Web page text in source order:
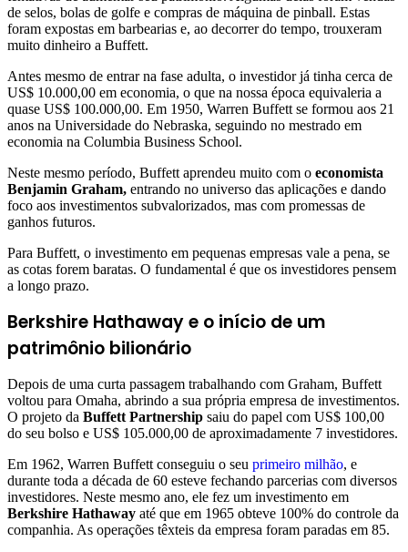
de selos, bolas de golfe e compras de máquina de pinball. Estas
foram expostas em barbearias e, ao decorrer do tempo, trouxeram
muito dinheiro a Buffett.
Antes mesmo de entrar na fase adulta, o investidor já tinha cerca de
US$ 10.000,00 em economia, o que na nossa época equivaleria a
quase US$ 100.000,00. Em 1950, Warren Buffett se formou aos 21
anos na Universidade do Nebraska, seguindo no mestrado em
economia na Columbia Business School.
Neste mesmo período, Buffett aprendeu muito com o economista
Benjamin Graham, entrando no universo das aplicações e dando
foco aos investimentos subvalorizados, mas com promessas de
ganhos futuros.
Para Buffett, o investimento em pequenas empresas vale a pena, se
as cotas forem baratas. O fundamental é que os investidores pensem
a longo prazo.
Berkshire Hathaway e o início de um
patrimônio bilionário
Depois de uma curta passagem trabalhando com Graham, Buffett
voltou para Omaha, abrindo a sua própria empresa de investimentos.
O projeto da Buffett Partnership saiu do papel com US$ 100,00
do seu bolso e US$ 105.000,00 de aproximadamente 7 investidores.
Em 1962, Warren Buffett conseguiu o seu primeiro milhão, e
durante toda a década de 60 esteve fechando parcerias com diversos
investidores. Neste mesmo ano, ele fez um investimento em
Berkshire Hathaway até que em 1965 obteve 100% do controle da
companhia. As operações têxteis da empresa foram paradas em 85.